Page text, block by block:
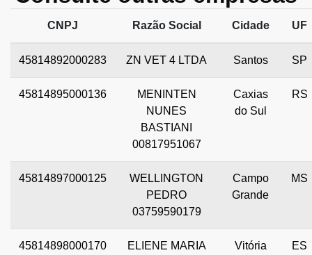
CNPJ Razão Social Cidade UF
45814892000283 ZN VET 4 LTDA Santos SP
45814895000136
MENINTEN
NUNES
BASTIANI
00817951067
Caxias
do Sul
RS
45814897000125
WELLINGTON
PEDRO
03759590179
Campo
Grande
MS
45814898000170
ELIENE MARIA
Vitória ES